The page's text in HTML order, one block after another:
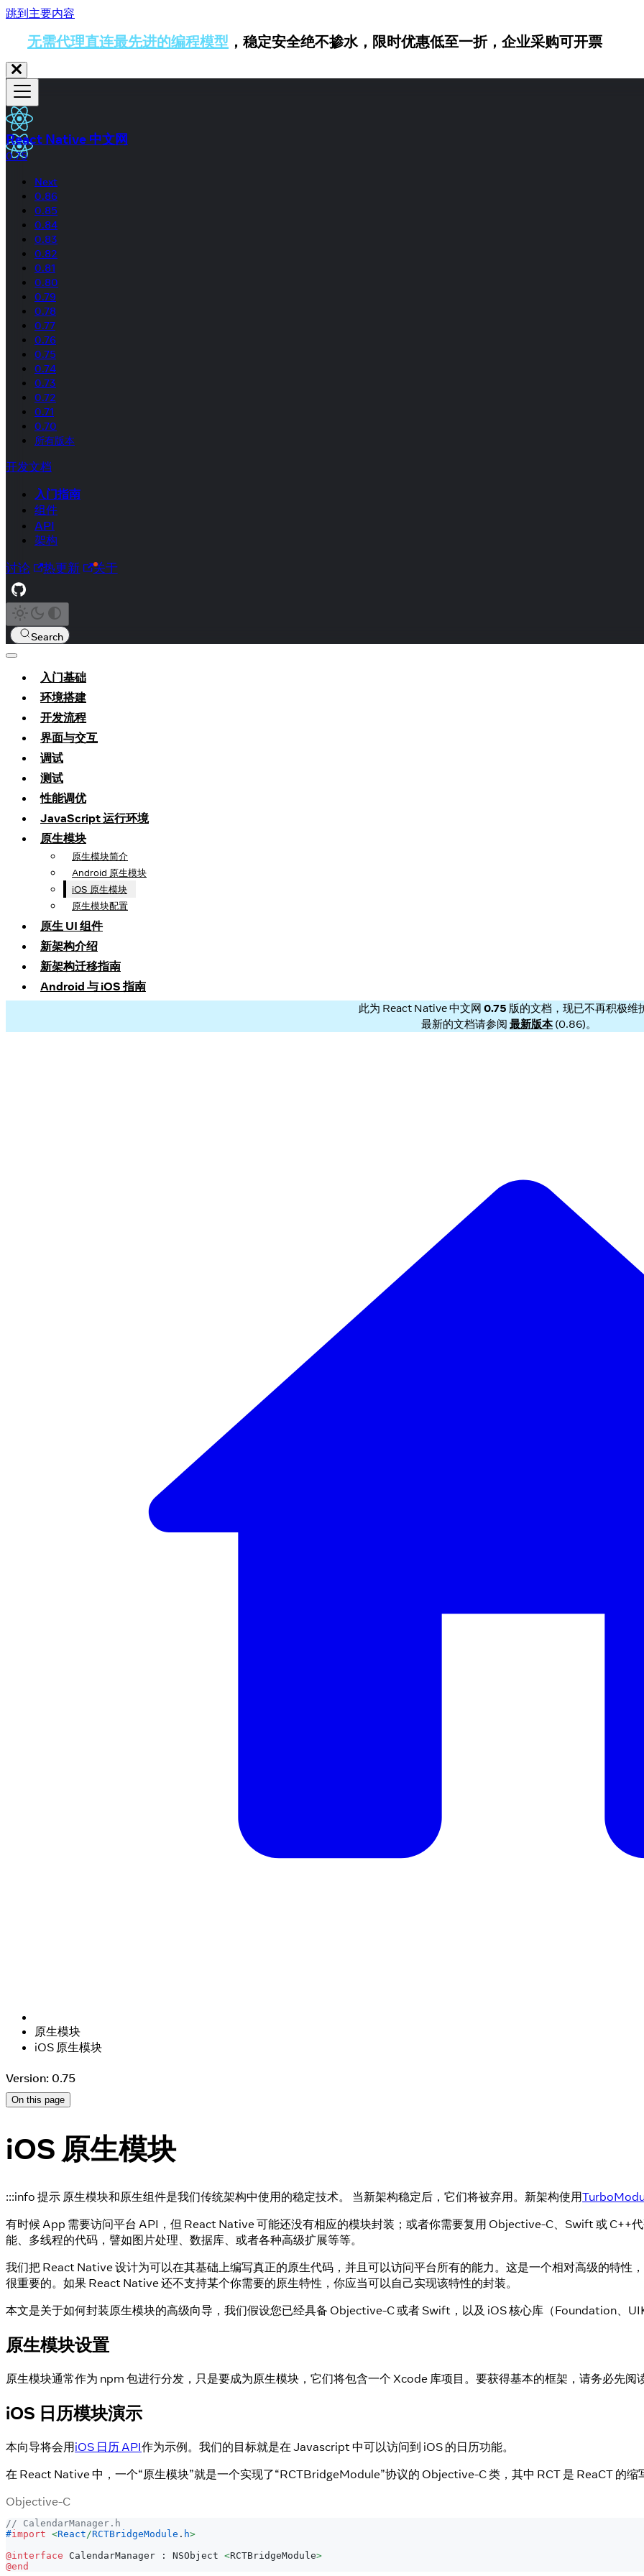
跳到主要内容
无需代理直连最先进的编程模型 ，稳定安全绝不掺水，限时优惠低至一折，企业采购可开票
React Native 中文网
0.75
Next
0.86
0.85
0.84
0.83
0.82
0.81
0.80
0.79
0.78
0.77
0.76
0.75
0.74
0.73
0.72
0.71
0.70
所有版本
开发文档
入门指南
组件
API
架构
讨论 热更新 关于
Search
入门基础
环境搭建
开发流程
界面与交互
调试
测试
性能调优
JavaScript 运行环境
原生模块
原生模块简介
Android 原生模块
iOS 原生模块
原生模块配置
原生 UI 组件
新架构介绍
新架构迁移指南
Android 与 iOS 指南
此为 React Native 中文网 0.75 版的文档，现已不再积极维
最新的文档请参阅 最新版本(0.86)。
原生模块
iOS 原生模块
Version: 0.75
On this page
iOS 原生模块
:::info 提示 原生模块和原生组件是我们传统架构中使用的稳定技术。 当新架构稳定后，它们将被弃用。新架构使用
有时候 App 需要访问平台 API，但 React Native 可能还没有相应的模块封装；或者你需要复用 Objective-C、Swift 或 C++
能、多线程的代码，譬如图片处理、数据库、或者各种高级扩展等等。
我们把 React Native 设计为可以在其基础上编写真正的原生代码，并且可以访问平台所有的能力。这是一个相对高级的特性
很重要的。如果 React Native 还不支持某个你需要的原生特性，你应当可以自己实现该特性的封装。
本文是关于如何封装原生模块的高级向导，我们假设您已经具备 Objective-C 或者 Swift，以及 iOS 核心库（Foundation、
原生模块设置
原生模块通常作为 npm 包进行分发，只是要成为原生模块，它们将包含一个 Xcode 库项目。要获得基本的框架，请务必先阅
iOS 日历模块演示
本向导将会用iOS 日历 API作为示例。我们的目标就是在 Javascript 中可以访问到 iOS 的日历功能。
在 React Native 中，一个“原生模块”就是一个实现了“RCTBridgeModule”协议的 Objective-C 类，其中 RCT 是 ReaCT 的缩
Objective-C
// CalendarManager.h
#import <React/RCTBridgeModule . h>
@interface CalendarManager : NSObject <RCTBridgeModule>
@end